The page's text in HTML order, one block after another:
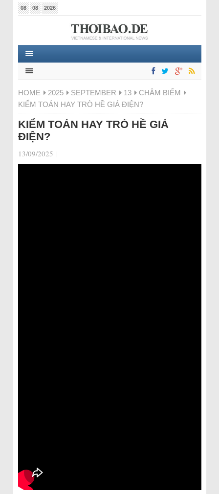
08 08 2026
HOME 2025 SEPTEMBER 13
CHÂM BIẾM
KIỂM TOÁN HAY TRÒ HỀ GIÁ ĐIỆN?
KIỂM TOÁN HAY TRÒ HỀ GIÁ
ĐIỆN?
13/09/2025 |